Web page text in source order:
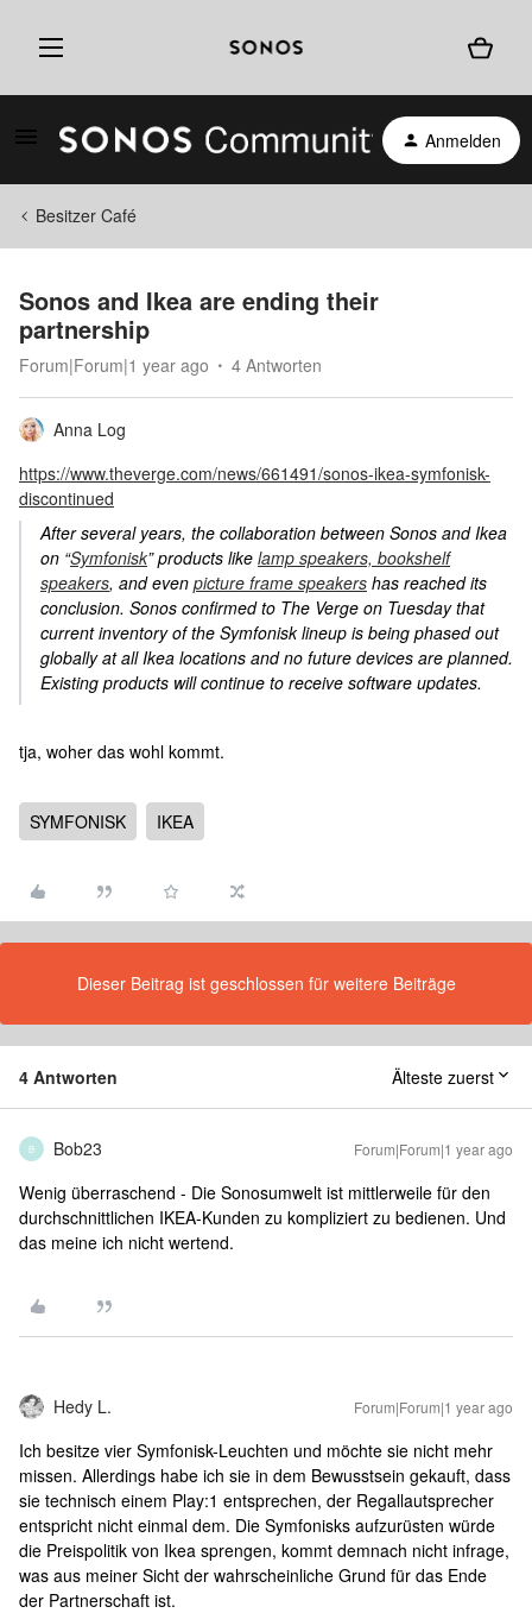
Anmelden
Besitzer Café
Sonos and Ikea are ending their
partnership
Forum|Forum|1 year ago 4 Antworten
Anna Log
https://www.theverge.com/news/661491/sonos-ikea-symfonisk-
discontinued
After several years, the collaboration between Sonos and Ikea
on “Symfonisk” products like lamp speakers, bookshelf
speakers, and even picture frame speakers has reached its
conclusion. Sonos confirmed to The Verge on Tuesday that
current inventory of the Symfonisk lineup is being phased out
globally at all Ikea locations and no future devices are planned.
Existing products will continue to receive software updates.
tja, woher das wohl kommt.
SYMFONISK IKEA
Dieser Beitrag ist geschlossen für weitere Beiträge
4 Antworten Älteste zuerst
B Bob23 Forum|Forum|1 year ago
Wenig überraschend - Die Sonosumwelt ist mittlerweile für den
durchschnittlichen IKEA-Kunden zu kompliziert zu bedienen. Und
das meine ich nicht wertend.
Hedy L. Forum|Forum|1 year ago
Ich besitze vier Symfonisk-Leuchten und möchte sie nicht mehr
missen. Allerdings habe ich sie in dem Bewusstsein gekauft, dass
sie technisch einem Play:1 entsprechen, der Regallautsprecher
entspricht nicht einmal dem. Die Symfonisks aufzurüsten würde
die Preispolitik von Ikea sprengen, kommt demnach nicht infrage,
was aus meiner Sicht der wahrscheinliche Grund für das Ende
der Partnerschaft ist.